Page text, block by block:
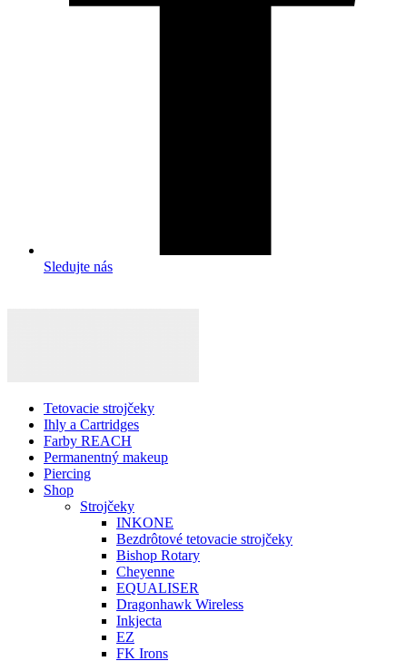
Sledujte nás
Tetovacie strojčeky
Ihly a Cartridges
Farby REACH
Permanentný makeup
Piercing
Shop
Strojčeky
INKONE
Bezdrôtové tetovacie strojčeky
Bishop Rotary
Cheyenne
EQUALISER
Dragonhawk Wireless
Inkjecta
EZ
FK Irons